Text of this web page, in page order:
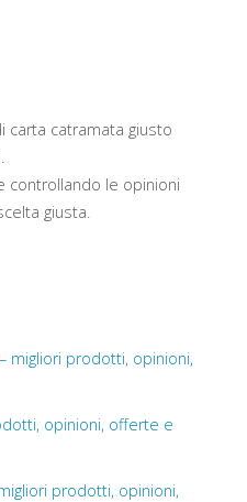
carta catramata giusto
controllando le opinioni
giusta.
migliori prodotti, opinioni,
opinioni, offerte e
prodotti, opinioni,